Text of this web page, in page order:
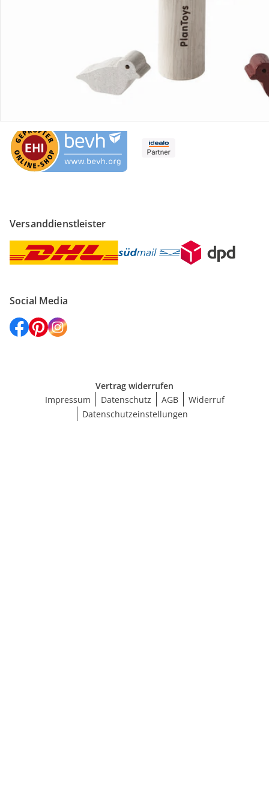
Versanddienstleister
Social Media
Vertrag widerrufen
Impressum
Datenschutz AGB
Widerruf
Datenschutzeinstellungen